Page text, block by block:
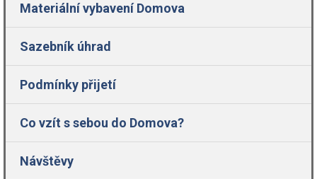
Materiální vybavení Domova
Sazebník úhrad
Podmínky přijetí
Co vzít s sebou do Domova?
Návštěvy